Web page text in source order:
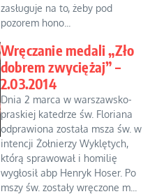
zasługuje na to, żeby pod
pozorem hono...
Wręczanie medali „Zło
dobrem zwyciężaj” –
2.03.2014
Dnia 2 marca w warszawsko-
praskiej katedrze św. Floriana
odprawiona została msza św. w
intencji Żołnierzy Wyklętych,
którą sprawował i homilię
wygłosił abp Henryk Hoser. Po
mszy św. zostały wręczone m...